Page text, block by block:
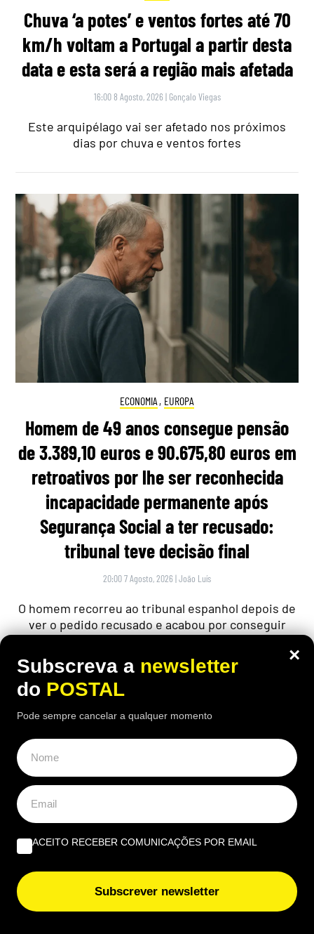
Chuva ‘a potes’ e ventos fortes até 70
km/h voltam a Portugal a partir desta
data e esta será a região mais afetada
16:00 8 Agosto, 2026 | Gonçalo Viegas
Este arquipélago vai ser afetado nos próximos
dias por chuva e ventos fortes
ECONOMIA , EUROPA
Homem de 49 anos consegue pensão
de 3.389,10 euros e 90.675,80 euros em
retroativos por lhe ser reconhecida
incapacidade permanente após
Segurança Social a ter recusado:
tribunal teve decisão final
20:00 7 Agosto, 2026 |João Luís
O homem recorreu ao tribunal espanhol depois de
ver o pedido recusado e acabou por conseguir
ECONOMIA , EUROPA
×
Subscreva a newsletter
do POSTAL
Pode sempre cancelar a qualquer momento
ACEITO RECEBER COMUNICAÇÕES POR EMAIL
Subscrever newsletter